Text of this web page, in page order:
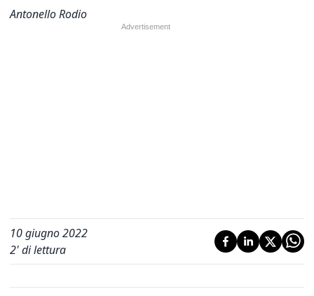
Antonello Rodio
10 giugno 2022
2' di lettura